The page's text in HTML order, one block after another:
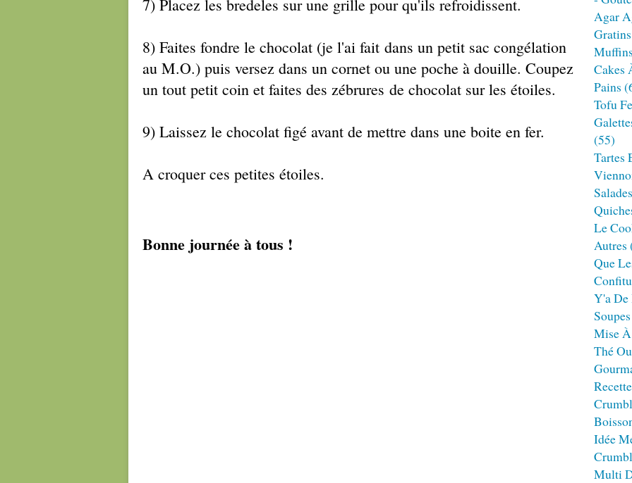
7) Placez les bredeles sur une grille pour qu'ils refroidissent.
8) Faites fondre le chocolat (je l'ai fait dans un petit sac congélation
au M.O.) puis versez dans un cornet ou une poche à douille. Coupez
un tout petit coin et faites des zébrures de chocolat sur les étoiles.
9) Laissez le chocolat figé avant de mettre dans une boite en fer.
A croquer ces petites étoiles.
Bonne journée à tous !
Agar
Cakes
Pains
Tofu
(55)
Tartes
Salades
Le
Autres
Que
Y'a De
Soupes
Mise
Thé
Idée
Multi